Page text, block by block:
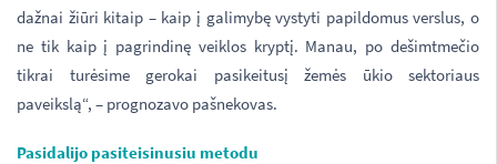
dažnai žiūri kitaip – kaip į galimybę vystyti papildomus verslus, o
ne tik kaip į pagrindinę veiklos kryptį. Manau, po dešimtmečio
tikrai turėsime gerokai pasikeitusį žemės ūkio sektoriaus
paveikslą“, – prognozavo pašnekovas.
Pasidalijo pasiteisinusiu metodu